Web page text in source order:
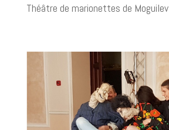
Théâtre de marionettes de Moguilev